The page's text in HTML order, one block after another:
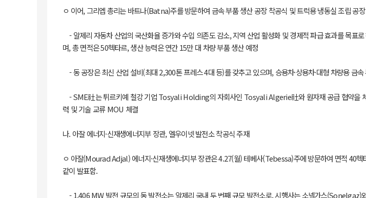
ㅇ 이어, 그리엡 총리는 바트나(Batna)주를 방문하여 금속 부품 생산 공장 착공식 및 트럭용 냉동실 조립 공
- 알제리 자동차 산업의 국산화율 증가와 수입 의존도 감소, 지역 산업 활성화 및 경제적 파급 효과를 목
며, 총 면적은 50헥타르, 생산 능력은 연간 15만 대 차량 부품 생산 예정
- 동 공장은 최신 산업 설비(최대 2,300톤 프레스 4대 등)를 갖추고 있으며, 승용차·상용차·대형 차량용 금
- SME社는 튀르키예 철강 기업 Tosyali Holding의 자회사인 Tosyali Algerie社와 원자재 공급 협
력 및 기술 교류 MOU 체결
나. 아잘 에너지·신재생에너지부 장관, 엘우이넷 발전소 착공식 주재
ㅇ 아잘(Mourad Adjal) 에너지·신재생에너지부 장관은 4.27(월) 테베사(Tebessa)주에 방문하여 면적 40
같이 발표함.
- 1,406 MW 발전 규모의 동 발전소는 알제리 국내 두 번째 규모 발전소로, 시행사는 소넬가스(Sonelgaz)